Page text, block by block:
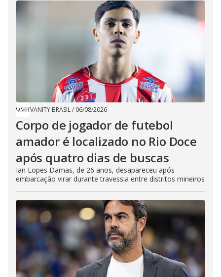
VANITY BRASIL/ 06/08/2026
Corpo de jogador de futebol
amador é localizado no Rio Doce
após quatro dias de buscas
Ian Lopes Damas, de 26 anos, desapareceu após
embarcação virar durante travessia entre distritos mineiros